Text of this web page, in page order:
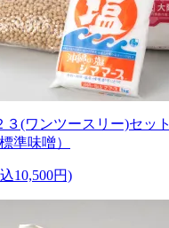
３(ワンツースリー)セット
準味噌）
10,500円)